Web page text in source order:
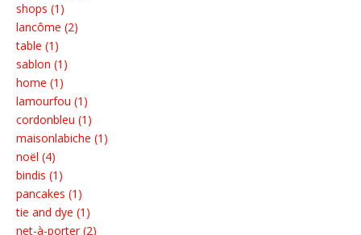
shops (1)
lancôme (2)
table (1)
sablon (1)
home (1)
lamourfou (1)
cordonbleu (1)
maisonlabiche (1)
noël (4)
bindis (1)
pancakes (1)
tie and dye (1)
net-à-porter (2)